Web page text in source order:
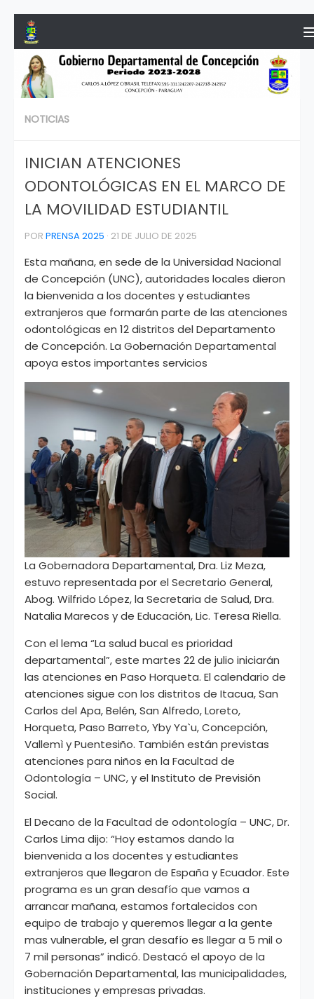
Saltar al contenido
NOTICIAS
INICIAN ATENCIONES
ODONTOLÓGICAS EN EL MARCO DE
LA MOVILIDAD ESTUDIANTIL
POR PRENSA 2025 · 21 DE JULIO DE 2025
Esta mañana, en sede de la Universidad Nacional
de Concepción (UNC), autoridades locales dieron
la bienvenida a los docentes y estudiantes
extranjeros que formarán parte de las atenciones
odontológicas en 12 distritos del Departamento
de Concepción. La Gobernación Departamental
apoya estos importantes servicios
La Gobernadora Departamental, Dra. Liz Meza,
estuvo representada por el Secretario General,
Abog. Wilfrido López, la Secretaria de Salud, Dra.
Natalia Marecos y de Educación, Lic. Teresa Riella.
Con el lema “La salud bucal es prioridad
departamental”, este martes 22 de julio iniciarán
las atenciones en Paso Horqueta. El calendario de
atenciones sigue con los distritos de Itacua, San
Carlos del Apa, Belén, San Alfredo, Loreto,
Horqueta, Paso Barreto, Yby Ya`u, Concepción,
Vallemì y Puentesiño. También están previstas
atenciones para niños en la Facultad de
Odontología – UNC, y el Instituto de Previsión
Social.
El Decano de la Facultad de odontología – UNC, Dr.
Carlos Lima dijo: “Hoy estamos dando la
bienvenida a los docentes y estudiantes
extranjeros que llegaron de España y Ecuador. Este
programa es un gran desafío que vamos a
arrancar mañana, estamos fortalecidos con
equipo de trabajo y queremos llegar a la gente
mas vulnerable, el gran desafío es llegar a 5 mil o
7 mil personas” indicó. Destacó el apoyo de la
Gobernación Departamental, las municipalidades,
instituciones y empresas privadas.